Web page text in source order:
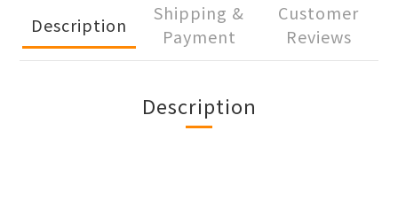
Description
Shipping &
Payment
Customer
Reviews
Description